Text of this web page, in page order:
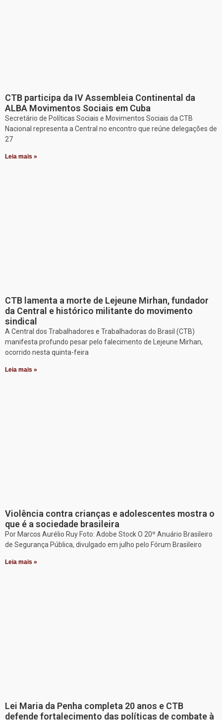
CTB participa da IV Assembleia Continental da
ALBA Movimentos Sociais em Cuba
Secretário de Políticas Sociais e Movimentos Sociais da CTB
Nacional representa a Central no encontro que reúne delegações de
27
Leia mais »
CTB lamenta a morte de Lejeune Mirhan, fundador
da Central e histórico militante do movimento
sindical
A Central dos Trabalhadores e Trabalhadoras do Brasil (CTB)
manifesta profundo pesar pelo falecimento de Lejeune Mirhan,
ocorrido nesta quinta-feira
Leia mais »
Violência contra crianças e adolescentes mostra o
que é a sociedade brasileira
Por Marcos Aurélio Ruy Foto: Adobe Stock O 20º Anuário Brasileiro
de Segurança Pública, divulgado em julho pelo Fórum Brasileiro
Leia mais »
Lei Maria da Penha completa 20 anos e CTB
defende fortalecimento das políticas de combate à